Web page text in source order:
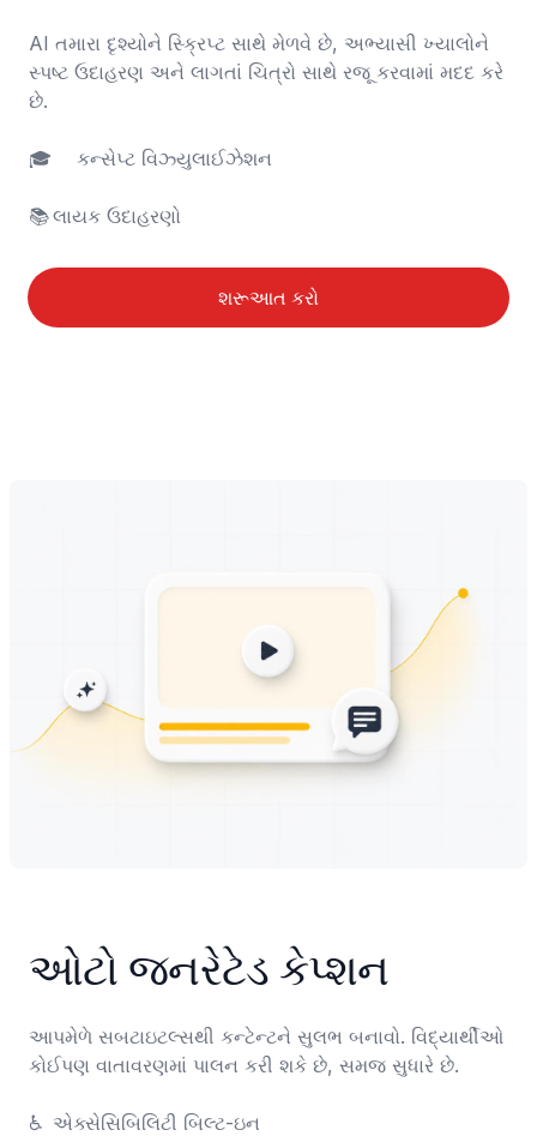
AI તમારા દૃશ્યોને સ્ક્રિપ્ટ સાથે મેળવે છે, અભ્યાસી ખ્યાલોને
સ્પષ્ટ ઉદાહરણ અને લાગતાં ચિત્રો સાથે રજૂ કરવામાં મદદ કરે
છે.
🎓	કન્સેપ્ટ વિઝ્યુલાઈઝેશન
📚	લાયક ઉદાહરણો
શરૂઆત કરો
ઓટો જનરેટેડ કેપ્શન
આપમેળે સબટાઇટલ્સથી કન્ટેન્ટને સુલભ બનાવો. વિદ્યાર્થીઓ
કોઈપણ વાતાવરણમાં પાલન કરી શકે છે, સમજ સુધારે છે.
♿	એક્સેસિબિલિટી બિલ્ટ-ઇન